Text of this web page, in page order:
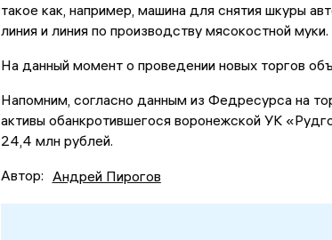
такое как, например, машина для снятия шкуры
линия и линия по производству мясокостной муки.
На данный момент о проведении новых торгов
Напомним, согласно данным из Федресурса на
активы обанкротившегося воронежской УК
24,4 млн рублей.
Автор: Андрей Пирогов